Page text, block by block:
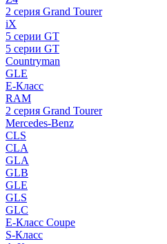
2 серия Grand Tourer
iX
5 серии GT
5 серии GT
Countryman
GLE
E-Класс
RAM
2 серия Grand Tourer
Mercedes-Benz
CLS
CLA
GLA
GLB
GLE
GLS
GLC
E-Класс Coupe
S-Класс